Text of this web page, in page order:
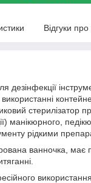
Відгуки
дезінфекції
стерилізатор
манікюрного,
рідкими
ванночка, має